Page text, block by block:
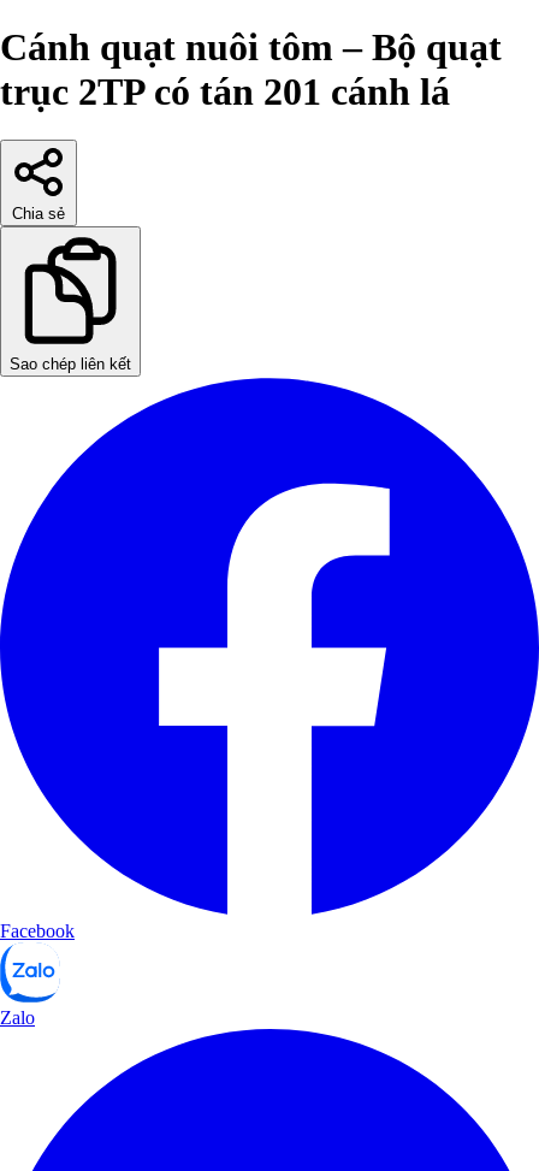
Cánh quạt nuôi tôm – Bộ quạt
trục 2TP có tán 201 cánh lá
Chia sẻ
Sao chép liên kết
Facebook
Zalo